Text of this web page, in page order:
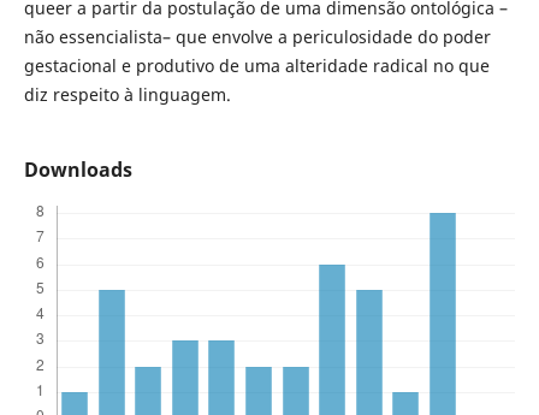
queer a partir da postulação de uma dimensão ontológica –
não essencialista– que envolve a periculosidade do poder
gestacional e produtivo de uma alteridade radical no que
diz respeito à linguagem.
Downloads